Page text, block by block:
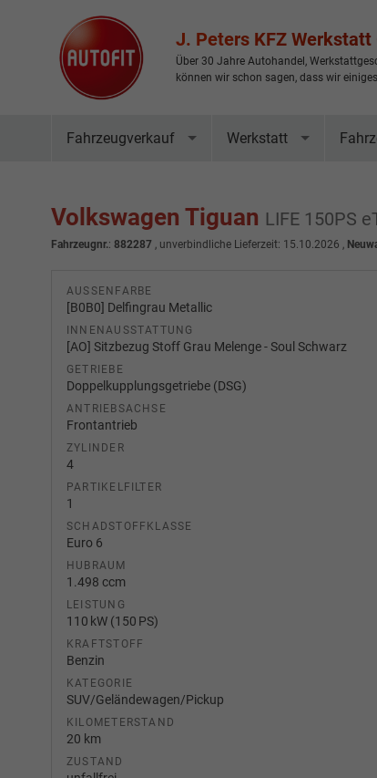
J. Peters KFZ Werkstatt
Über 30 Jahre Autohandel,
können wir schon sagen, dass wir
Fahrzeugverkauf Werkstatt
Volkswagen Tiguan LIFE 150PS
Fahrzeugnr.: 882287 , unverbindliche Lieferzeit: 15.10.2026 ,
AUSSENFARBE
[B0B0] Delfingrau Metallic
INNENAUSSTATTUNG
[AO] Sitzbezug Stoff Grau Melenge - Soul Schwarz
GETRIEBE
Doppelkupplungsgetriebe (DSG)
ANTRIEBSACHSE
Frontantrieb
ZYLINDER
4
PARTIKELFILTER
1
SCHADSTOFFKLASSE
Euro 6
HUBRAUM
1.498 ccm
LEISTUNG
110 kW (150 PS)
KRAFTSTOFF
Benzin
KATEGORIE
SUV/Geländewagen/Pickup
KILOMETERSTAND
20 km
ZUSTAND